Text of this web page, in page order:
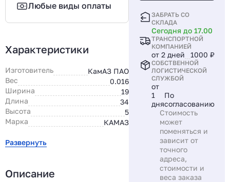
Любые виды оплаты
Характеристики
Изготовитель
КамАЗ ПАО
Вес
0.016
Ширина
19
Длина
34
Высота
5
Марка
КАМАЗ
Развернуть
Описание
ЗАБРАТЬ СО
СКЛАДА
Сегодня до 17.00
ТРАНСПОРТНОЙ
КОМПАНИЕЙ
от 2 дней 1000 ₽
СОБСТВЕННОЙ
ЛОГИСТИЧЕСКОЙ
СЛУЖБОЙ
от
1
дня
По
согласованию
Стоимость
может
поменяться и
зависит от
точного
адреса,
стоимости и
веса заказа